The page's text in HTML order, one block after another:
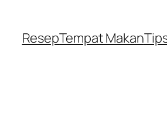
ResepTempat Makan